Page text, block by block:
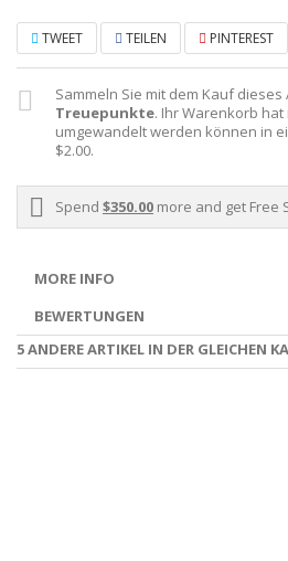
TWEET TEILEN PINTEREST
Sammeln Sie mit dem Kauf dieses
Treuepunkte. Ihr Warenkorb
umgewandelt werden können in
$2.00.
Spend $350.00 more and get Free
MORE INFO
BEWERTUNGEN
5 ANDERE ARTIKEL IN DER GLEICHEN